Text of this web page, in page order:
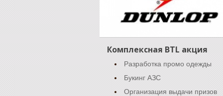
Комплексная BTL акция
Разработка промо одежды
Букинг АЗС
Организация выдачи призов